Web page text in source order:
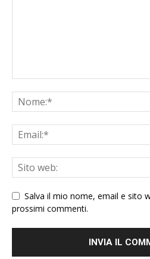
Salva il mio nome, email e sito
prossimi commenti.